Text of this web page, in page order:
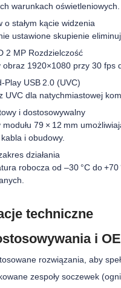
warunkach oświetleniowych.
o stałym kącie widzenia
ustawione skupienie
2 MP Rozdzielczość
obraz 1920×1080 przy 30 fps
USB 2.0 (UVC)
UVC dla natychmiastowej
i dostosowywalny
modułu 79 × 12 mm
kabla i obudowy.
działania
robocza od –30 °C do
techniczne
i
rozwiązania, aby
zespoły soczewek